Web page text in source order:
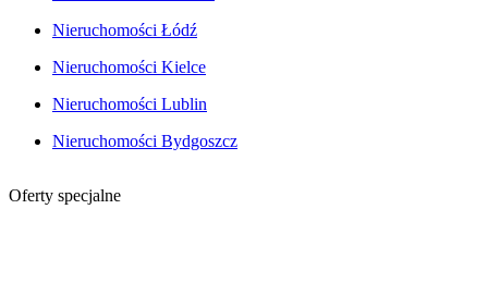
Nieruchomości Łódź
Nieruchomości Kielce
Nieruchomości Lublin
Nieruchomości Bydgoszcz
Oferty specjalne